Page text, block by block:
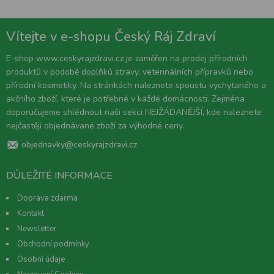
Vítejte v e-shopu Český Ráj Zdraví
E-shop www.ceskyrajzdravi.cz je zaměřen na prodej přírodních
produktů v podobě doplňků stravy, veterinálních přípravků nebo
přírodní kosmetiky. Na stránkách naleznete spoustu vychytaného a
akčního zboží, které je potřebné v každé domácnosti. Zejména
doporučujeme shlédnout naši sekci NEJŽÁDANĚJŠÍ, kde naleznete
nejčastěji objednávané zboží za výhodné ceny.
objednavky@ceskyrajzdravi.cz
DŮLEŽITÉ INFORMACE
Doprava zdarma
Kontakt
Newsletter
Obchodní podmínky
Osobní údaje